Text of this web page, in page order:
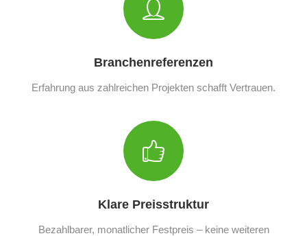
Branchenreferenzen
Erfahrung aus zahlreichen Projekten schafft Vertrauen.
Klare Preisstruktur
Bezahlbarer, monatlicher Festpreis – keine weiteren